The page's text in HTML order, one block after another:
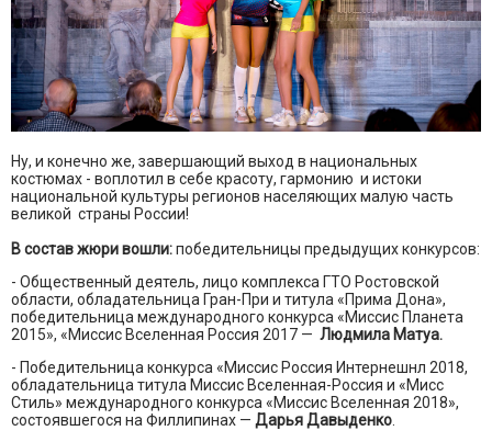
Ну, и конечно же, завершающий выход в национальных
костюмах - воплотил в себе красоту, гармонию и истоки
национальной культуры регионов населяющих малую часть
великой страны России!
В состав жюри вошли:победительницы предыдущих конкурсов:
- Общественный деятель, лицо комплекса ГТО Ростовской
области, обладательница Гран-При и титула «Прима Дона»,
победительница международного конкурса «Миссис Планета
2015», «Миссис Вселенная Россия 2017 — Людмила Матуа.
- Победительница конкурса «Миссис Россия Интернешнл 2018,
обладательница титула Миссис Вселенная-Россия и «Мисс
Стиль» международного конкурса «Миссис Вселенная 2018»,
состоявшегося на Филлипинах — Дарья Давыденко